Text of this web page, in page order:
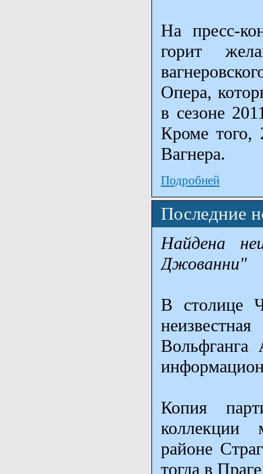
На пресс-
горит
Опера,
в сезоне
Кроме того,
Вагнера.
Подробней
Последние
Найдена
Джованни"
В столице
Копия
коллекции
районе
тогда в